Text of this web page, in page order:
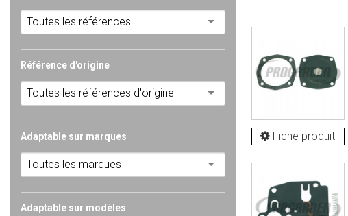
Toutes les références
Référence d'origine
Toutes les références d'origine
Adaptable sur marques
Toutes les marques
Adaptable sur modèles
Fiche produit